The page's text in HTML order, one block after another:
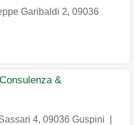
Garibaldi 2, 09036
&
4, 09036 Guspini